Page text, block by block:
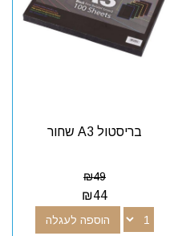
בריסטול A3 שחור
₪49
₪44
הוספה לעגלה